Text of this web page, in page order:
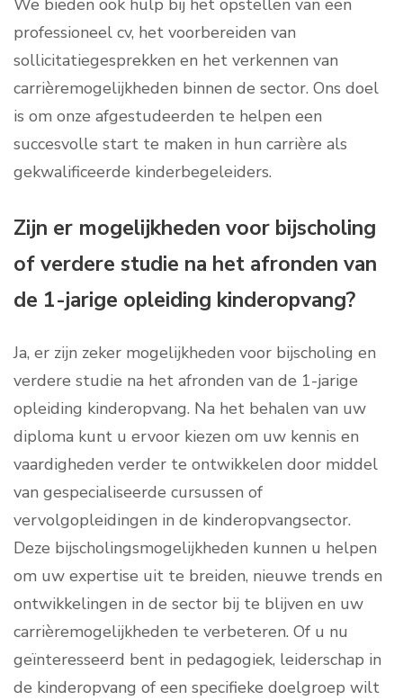
We bieden ook hulp bij het opstellen van een
professioneel cv, het voorbereiden van
sollicitatiegesprekken en het verkennen van
carrièremogelijkheden binnen de sector. Ons doel
is om onze afgestudeerden te helpen een
succesvolle start te maken in hun carrière als
gekwalificeerde kinderbegeleiders.
Zijn er mogelijkheden voor bijscholing
of verdere studie na het afronden van
de 1-jarige opleiding kinderopvang?
Ja, er zijn zeker mogelijkheden voor bijscholing en
verdere studie na het afronden van de 1-jarige
opleiding kinderopvang. Na het behalen van uw
diploma kunt u ervoor kiezen om uw kennis en
vaardigheden verder te ontwikkelen door middel
van gespecialiseerde cursussen of
vervolgopleidingen in de kinderopvangsector.
Deze bijscholingsmogelijkheden kunnen u helpen
om uw expertise uit te breiden, nieuwe trends en
ontwikkelingen in de sector bij te blijven en uw
carrièremogelijkheden te verbeteren. Of u nu
geïnteresseerd bent in pedagogiek, leiderschap in
de kinderopvang of een specifieke doelgroep wilt